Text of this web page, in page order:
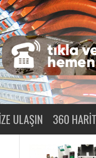
ULAŞIN 360